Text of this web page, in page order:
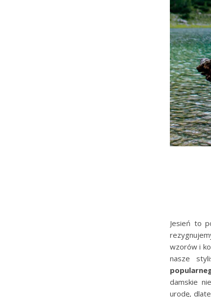
Jesień to
wzorów i
nasze
damskie
urodę,